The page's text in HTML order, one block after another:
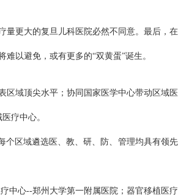
量更大的复旦儿科医院必然不同意。最后，在
以避免，或有更多的“双黄蛋”诞生。
区域顶尖水平；协同国家医学中心带动区域医
疗中心。
个区域遴选医、教、研、防、管理均具有领先
中心--郑州大学第一附属医院；器官移植医疗